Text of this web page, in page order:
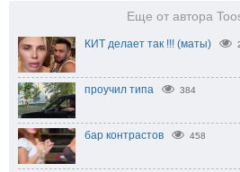
Еще от автора
КИТ делает так !!! (маты)
проучил типа 384
бар контрастов 458